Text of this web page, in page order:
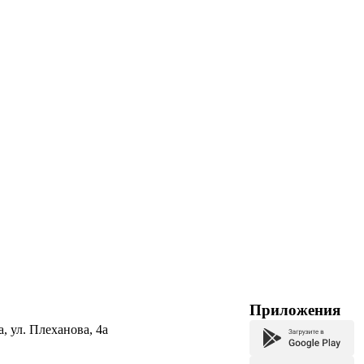
ул. Плеханова, 4а
Приложения